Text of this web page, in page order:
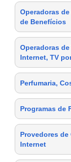
Operadoras
de Benefícios
Operadoras
Internet, TV
Perfumaria,
Programas de
Provedores
Internet